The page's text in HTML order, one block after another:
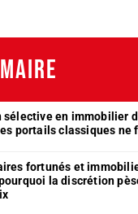
sélective en immobilier
portails classiques ne
fortunés et
la discrétion